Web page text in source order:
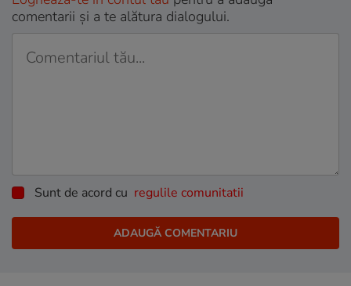
comentarii și a te alătura dialogului.
Sunt de acord cu regulile comunitatii